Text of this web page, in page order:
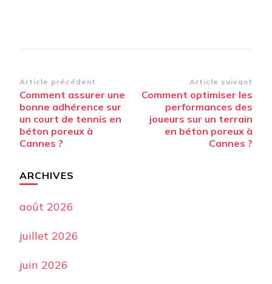
Navigation
d’article
Article précédent
Comment assurer une
bonne adhérence sur
un court de tennis en
béton poreux à
Cannes ?
Article suivant
Comment optimiser les
performances des
joueurs sur un terrain
en béton poreux à
Cannes ?
ARCHIVES
août 2026
juillet 2026
juin 2026